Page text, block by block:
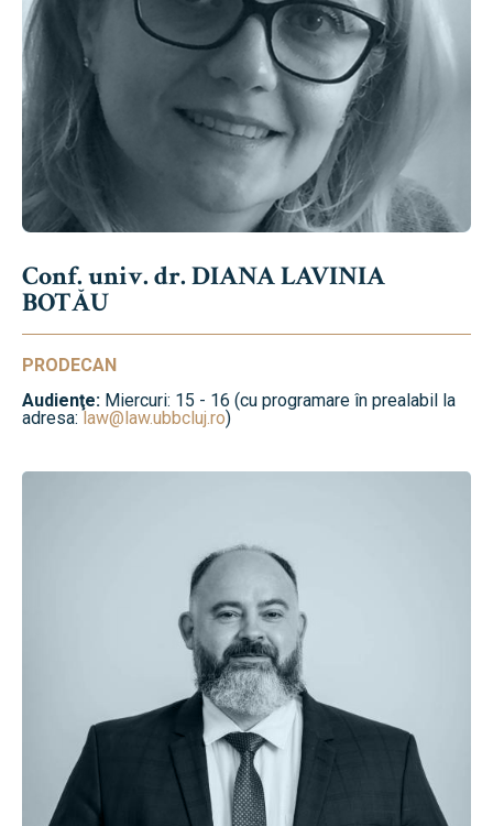
Conf. univ. dr. DIANA LAVINIA
BOTĂU
PRODECAN
Audienţe: Miercuri: 15 - 16 (cu programare în prealabil la
adresa: law@law.ubbcluj.ro)